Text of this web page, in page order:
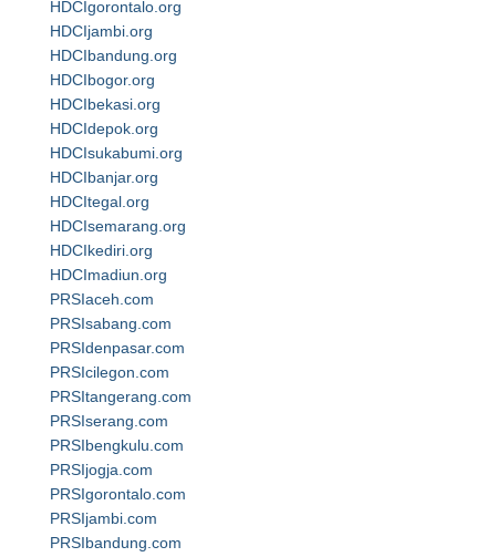
HDCIgorontalo.org
HDCIjambi.org
HDCIbandung.org
HDCIbogor.org
HDCIbekasi.org
HDCIdepok.org
HDCIsukabumi.org
HDCIbanjar.org
HDCItegal.org
HDCIsemarang.org
HDCIkediri.org
HDCImadiun.org
PRSIaceh.com
PRSIsabang.com
PRSIdenpasar.com
PRSIcilegon.com
PRSItangerang.com
PRSIserang.com
PRSIbengkulu.com
PRSIjogja.com
PRSIgorontalo.com
PRSIjambi.com
PRSIbandung.com